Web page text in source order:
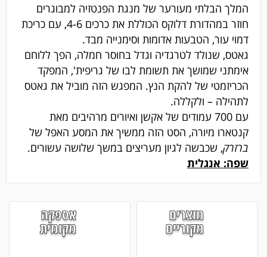
המלך הבלתי מעורער של מנגת הפנטזיה למבוגרים
חוזר במהדורת דלוקס הכוללת את כרכים 4-6, עם כריכת
דמוי עור, הטבעות אדומות וסימנייה מבד.
גאטס, שנולד לטרגדיה וגדל בחוסר חמלה, הפך ללוחם
אימתני שמושך את תשומת לבו של גריפית', המפקד
הכריזמטי של להקת הנץ. המפגש הזה מוביל את גאטס
לתהילה – ולקללה.
עם 700 עמודים של אקשן ואיורים מרהיבים מאת
קנטארו מיורה, הסט הזה ממשיך את המסע האפל של
ברזרק, שכבשה לגיון מעריצים במשך שלושה עשורים.
שפה: אנגלית
מוצרים
מקוריים
אספקה
מקומית